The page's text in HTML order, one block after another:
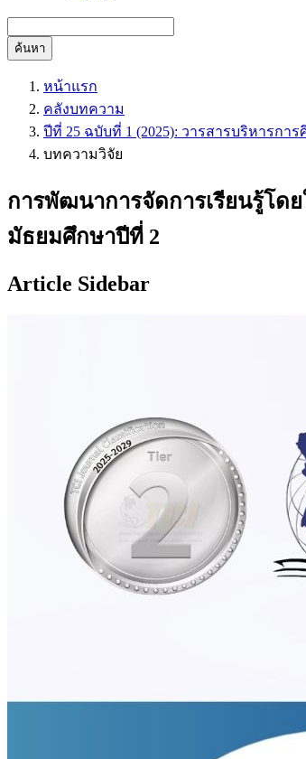
ค้นหา
หน้าแรก
คลังบทความ
ปีที่ 25 ฉบับที่ 1 (2025): วารสารบริหารก
บทความวิจัย
การพัฒนาการจัดการเรียนรู้โ
มัธยมศึกษาปีที่ 2
Article Sidebar